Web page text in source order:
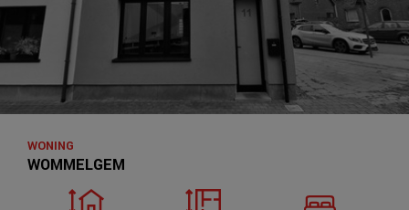
WOMMELGEM
WONING